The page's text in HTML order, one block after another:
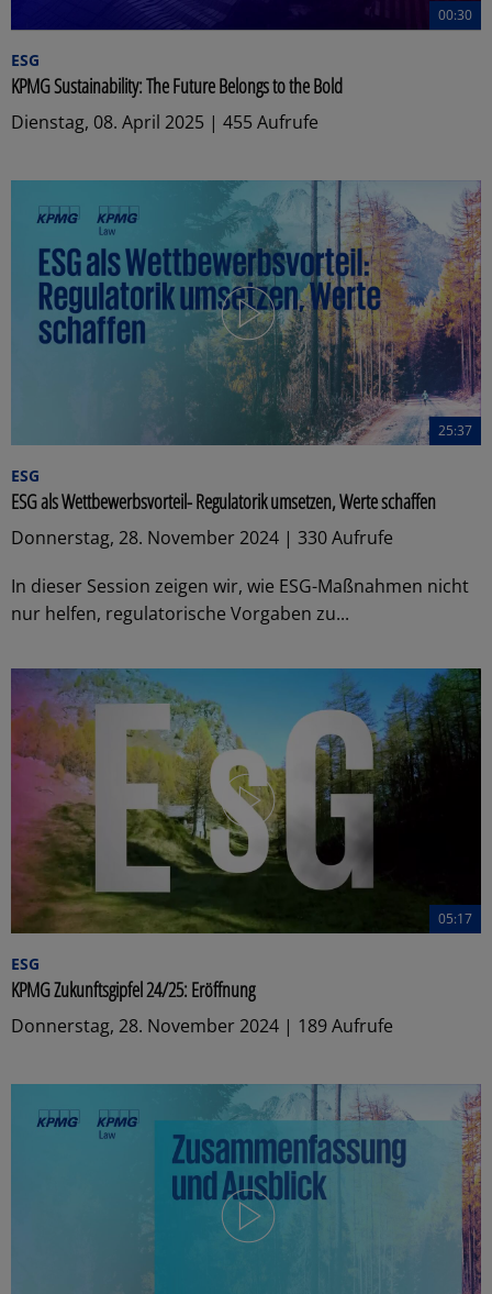
00:30
ESG
KPMG Sustainability: The Future Belongs to the Bold
Dienstag, 08. April 2025 | 455 Aufrufe
25:37
ESG
ESG als Wettbewerbsvorteil- Regulatorik umsetzen, Werte schaffen
Donnerstag, 28. November 2024 | 330 Aufrufe
In dieser Session zeigen wir, wie ESG-Maßnahmen nicht
nur helfen, regulatorische Vorgaben zu...
05:17
ESG
KPMG Zukunftsgipfel 24/25: Eröffnung
Donnerstag, 28. November 2024 | 189 Aufrufe